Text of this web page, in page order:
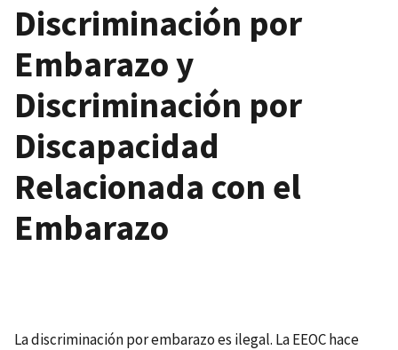
Discriminación por
Embarazo y
Discriminación por
Discapacidad
Relacionada con el
Embarazo
La discriminación por embarazo es ilegal. La EEOC hace